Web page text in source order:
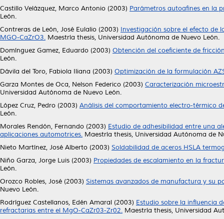
Castillo Velázquez, Marco Antonio (2003) Parámetros autoafines en la
León.
Contreras de León, José Eulalio (2003) Investigación sobre el efecto de
MGO-CaZrO3. Maestría thesis, Universidad Autónoma de Nuevo León.
Domínguez Gamez, Eduardo (2003) Obtención del coeficiente de
León.
Dávila del Toro, Fabiola Iliana (2003) Optimización de la formulación
Garza Montes de Oca, Nelson Federico (2003) Caracterización
Universidad Autónoma de Nuevo León.
López Cruz, Pedro (2003) Análisis del comportamiento electro-térmico
León.
Morales Rendón, Fernando (2003) Estudio de adhesibilidad entre una
aplicaciones automotrices. Maestría thesis, Universidad Autónoma de
Nieto Martínez, José Alberto (2003) Soldabilidad de aceros HSLA
Niño Garza, Jorge Luis (2003) Propiedades de escalamiento en la
León.
Orozco Robles, José (2003) Sistemas avanzados de manufactura y su
Nuevo León.
Rodríguez Castellanos, Edén Amaral (2003) Estudio sobre la influencia
refractarias entre el MgO-CaZr03-Zr02. Maestría thesis, Universidad